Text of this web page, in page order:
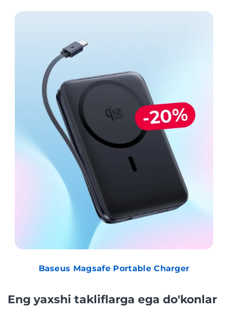
Baseus Magsafe Portable Charger
Eng yaxshi takliflarga ega do'konlar